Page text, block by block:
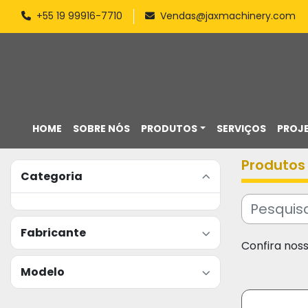
+55 19 99916-7710 Vendas@jaxmachinery.com
HOME PRODUTOS
SOBRE NÓS SERVIÇOS
Categoria
Fabricante
Modelo
Produtos
Confira